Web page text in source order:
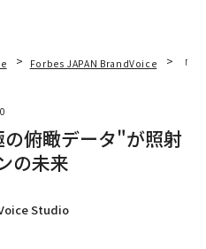
Forbes JAPAN BrandVoice 「
の俯瞰データ"が照射
の未来
Studio